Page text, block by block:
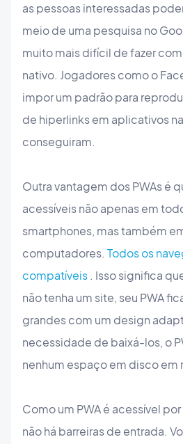
as pessoas interessadas
meio de uma pesquisa no
muito mais difícil de fazer
nativo. Jogadores como o
impor um padrão para
de hiperlinks em aplicativos
conseguiram.
Outra vantagem dos PWAs é
acessíveis não apenas em
smartphones, mas também
computadores. Todos os
compatíveis . Isso significa
não tenha um site, seu PWA
grandes com um design
necessidade de baixá-los, o
nenhum espaço em disco em
Como um PWA é acessível por
não há barreiras de entrada.